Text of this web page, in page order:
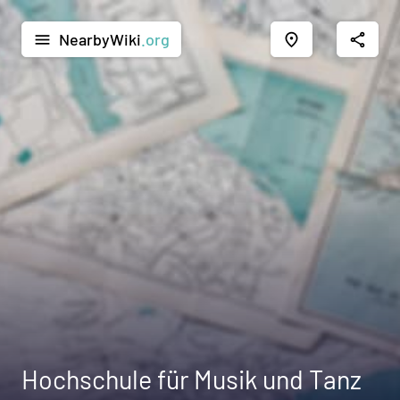
menu NearbyWiki .org place share
Hochschule für Musik und Tanz